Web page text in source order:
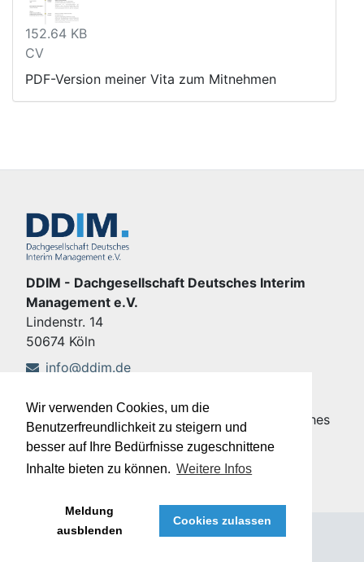
Wir verwenden Cookies, um die
Benutzerfreundlichkeit zu steigern und
besser auf Ihre Bedürfnisse zugeschnittene
Inhalte bieten zu können. Weitere Infos
Meldung
ausblenden
Cookies zulassen
152.64 KB
CV
PDF-Version meiner Vita zum Mitnehmen
DDIM - Dachgesellschaft Deutsches Interim
Management e.V.
Lindenstr. 14
50674 Köln
info@ddim.de
Copyright © DDIM - Dachgesellschaft Deutsches
Interim Management e.V.
Impressum|Datenschutz
Meffert job eXchange